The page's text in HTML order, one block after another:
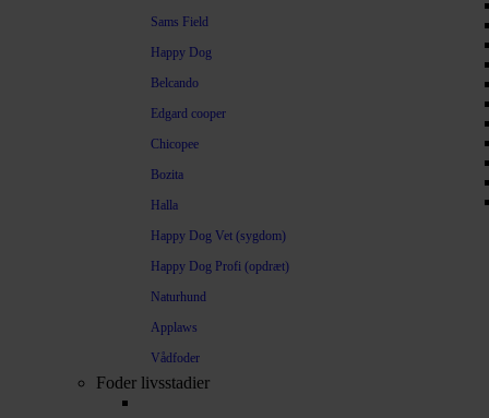
Sams Field
Happy Dog
Belcando
Edgard cooper
Chicopee
Bozita
Halla
Happy Dog Vet (sygdom)
Happy Dog Profi (opdræt)
Naturhund
Applaws
Vådfoder
Foder livsstadier